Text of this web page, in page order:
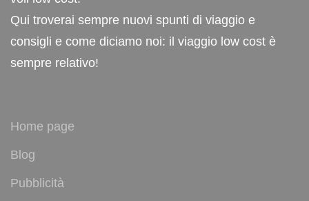
Qui troverai sempre nuovi spunti di viaggio e
consigli e come diciamo noi: il viaggio low cost è
sempre relativo!
Home page
Blog
Pubblicità